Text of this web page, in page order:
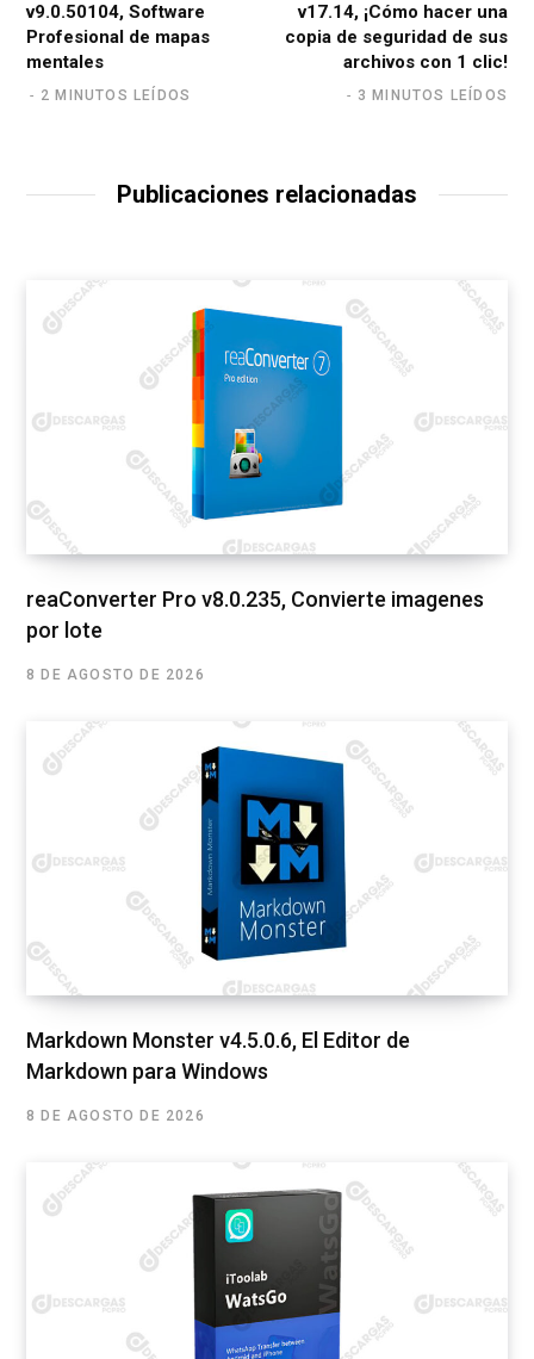
v9.0.50104, Software
Profesional de mapas
mentales
2 MINUTOS LEÍDOS
v17.14, ¡Cómo hacer una
copia de seguridad de sus
archivos con 1 clic!
3 MINUTOS LEÍDOS
Publicaciones relacionadas
reaConverter Pro v8.0.235, Convierte imagenes
por lote
8 DE AGOSTO DE 2026
Markdown Monster v4.5.0.6, El Editor de
Markdown para Windows
8 DE AGOSTO DE 2026